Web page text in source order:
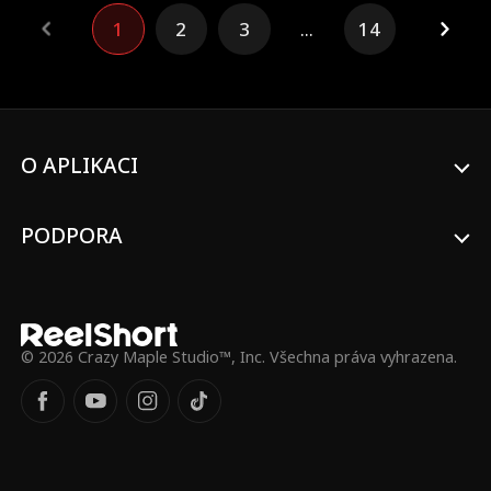
dokázat jejich tabu vztah, se snaží pošpinit
jejich pověst, což vede Clydeova otce k
tomu, aby zařídil Violetin sňatek s jiným. V
1 2 3 ... 14
O APLIKACI
PODPORA
© 2026 Crazy Maple Studio™, Inc. Všechna práva vyhrazena.